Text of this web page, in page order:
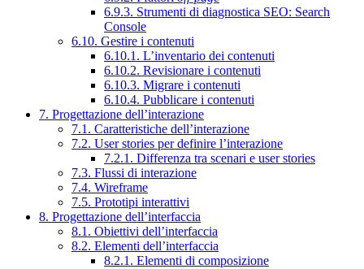
6.9.3. Strumenti di diagnostica SEO: Search
Console
6.10. Gestire i contenuti
6.10.1. L’inventario dei contenuti
6.10.2. Revisionare i contenuti
6.10.3. Migrare i contenuti
6.10.4. Pubblicare i contenuti
7. Progettazione dell’interazione
7.1. Caratteristiche dell’interazione
7.2. User stories per definire l’interazione
7.2.1. Differenza tra scenari e user stories
7.3. Flussi di interazione
7.4. Wireframe
7.5. Prototipi interattivi
8. Progettazione dell’interfaccia
8.1. Obiettivi dell’interfaccia
8.2. Elementi dell’interfaccia
8.2.1. Elementi di composizione